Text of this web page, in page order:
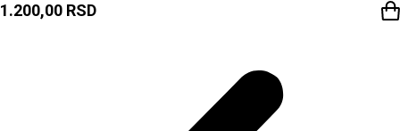
1.200,00 RSD